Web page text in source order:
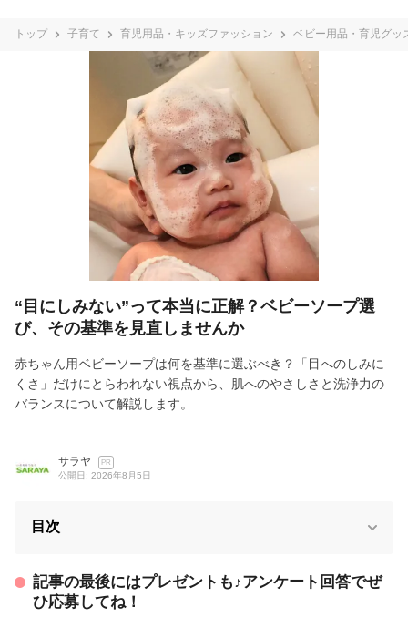
トップ 子育て 育児用品・キッズファッション ベビー用品・育児グッ
“目にしみない”って本当に正解？ベビーソープ選
び、その基準を見直しませんか
赤ちゃん用ベビーソープは何を基準に選ぶべき？「目へのしみに
くさ」だけにとらわれない視点から、肌へのやさしさと洗浄力の
バランスについて解説します。
サラヤ PR
公開日: 2026年8月5日
目次
記事の最後にはプレゼントも♪アンケート回答でぜ
ひ応募してね！